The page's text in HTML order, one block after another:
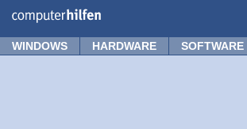
WINDOWS HARDWARE SOFTWARE